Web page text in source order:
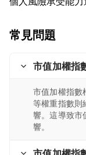
常見問題
市值加權指
市值加權指數
等權重指數則
響。這導致市
響。